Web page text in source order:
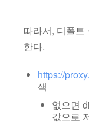
따라서, 디폴트
한다.
https://
색
없으면
값으로